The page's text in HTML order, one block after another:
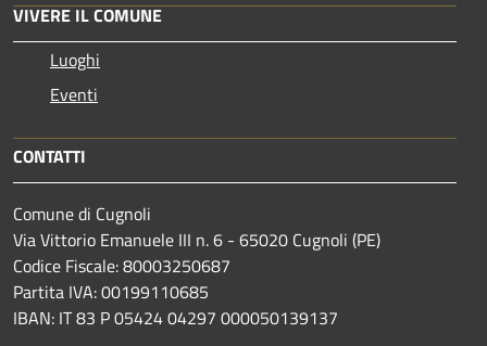
VIVERE IL COMUNE
Luoghi
Eventi
CONTATTI
Comune di Cugnoli
Via Vittorio Emanuele III n. 6 - 65020 Cugnoli (PE)
Codice Fiscale: 80003250687
Partita IVA: 00199110685
IBAN: IT 83 P 05424 04297 000050139137